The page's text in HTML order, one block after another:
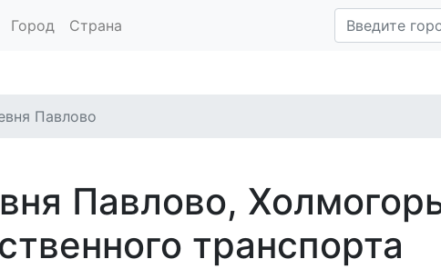
Город Страна
Павлово
Павлово,
транспорта